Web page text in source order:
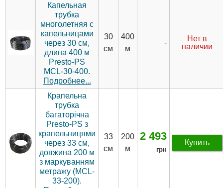
Капельная
трубка
многолетняя с
капельницами
через 30 см,
длина 400 м
Presto-PS
MCL-30-400.
Подробнее...
30
см
400
м
-
Нет в
наличии
Крапельна
трубка
багаторічна
Presto-PS з
крапельницями
через 33 см,
довжина 200 м
з маркуванням
метражу (MCL-
33-200).
33
см
200
м
2 493
грн
Купить